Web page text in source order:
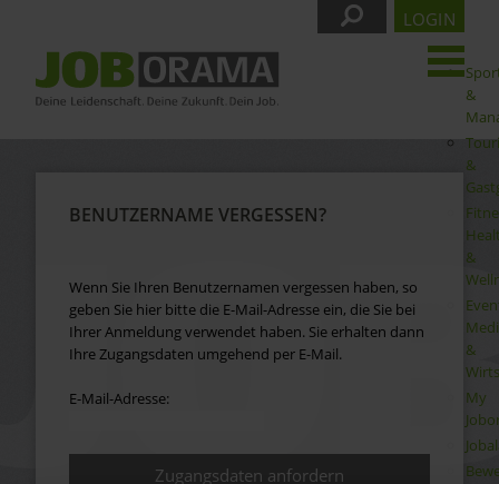
&
&
&
&
My
LOGIN
BENUTZERNAME VERGESSEN?
Wenn Sie Ihren Benutzernamen vergessen haben, so
geben Sie hier bitte die E-Mail-Adresse ein, die Sie bei
Ihrer Anmeldung verwendet haben. Sie erhalten dann
Ihre Zugangsdaten umgehend per E-Mail.
E-Mail-Adresse: